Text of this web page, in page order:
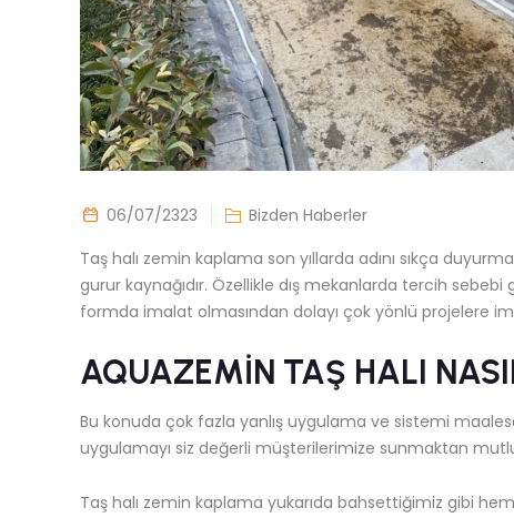
06/07/2323
Bizden Haberler
Taş halı zemin kaplama son yıllarda adını sıkça
gurur kaynağıdır. Özellikle dış mekanlarda tercih
formda imalat olmasından dolayı çok yönlü projelere
AQUAZEMİN TAŞ HALI
Bu konuda çok fazla yanlış uygulama ve sistemi
uygulamayı siz değerli müşterilerimize sunmaktan
Taş halı zemin kaplama yukarıda bahsettiğimiz gibi